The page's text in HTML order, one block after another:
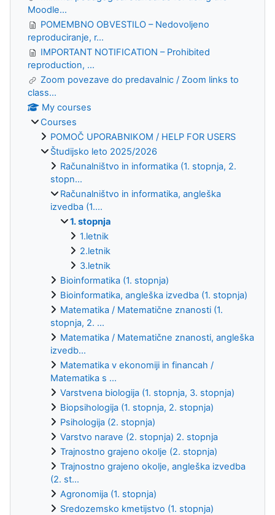
Moodle...
POMEMBNO OBVESTILO – Nedovoljeno
reproduciranje, r...
IMPORTANT NOTIFICATION – Prohibited
reproduction, ...
Zoom povezave do predavalnic / Zoom links to
class...
My courses
Courses
POMOČ UPORABNIKOM / HELP FOR USERS
Študijsko leto 2025/2026
Računalništvo in informatika (1. stopnja, 2.
stopn...
Računalništvo in informatika, angleška
izvedba (1....
1. stopnja
1.letnik
2.letnik
3.letnik
Bioinformatika (1. stopnja)
Bioinformatika, angleška izvedba (1. stopnja)
Matematika / Matematične znanosti (1.
stopnja, 2. ...
Matematika / Matematične znanosti, angleška
izvedb...
Matematika v ekonomiji in financah /
Matematika s ...
Varstvena biologija (1. stopnja, 3. stopnja)
Biopsihologija (1. stopnja, 2. stopnja)
Psihologija (2. stopnja)
Varstvo narave (2. stopnja) 2. stopnja
Trajnostno grajeno okolje (2. stopnja)
Trajnostno grajeno okolje, angleška izvedba
(2. st...
Agronomija (1. stopnja)
Sredozemsko kmetijstvo (1. stopnja)